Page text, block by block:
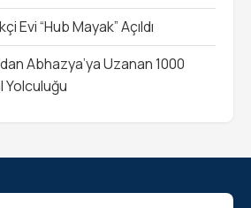
Evi “Hub Mayak” Açıldı
Abhazya’ya Uzanan 1000
Yolculuğu